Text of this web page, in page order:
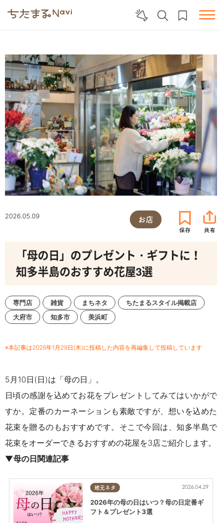
2026.05.09 お店
「母の日」のプレゼント・ギフトに！
知多半島のおすすめ花屋3選
専門店 雑貨 まちネタ
ちたまるスタイル掲載店
大府市
知多市 美浜町
※本記事は2026年1月29日(木)に投稿した内容を再編集して投稿しています
5月10日(日)は「母の日」。
日頃の感謝を込めてお花をプレゼントしてみてはいかがで
すか。定番のカーネーションも素敵ですが、想いを込めた
花束を贈るのもおすすめです。そこで今回は、知多半島で
花束をオーダーできるおすすめの花屋を3店ご紹介します。
▼母の日関連記事
地元ネタ 2026.04.29
2026年の母の日はいつ？母の日定番ギ
フト＆プレゼント3選